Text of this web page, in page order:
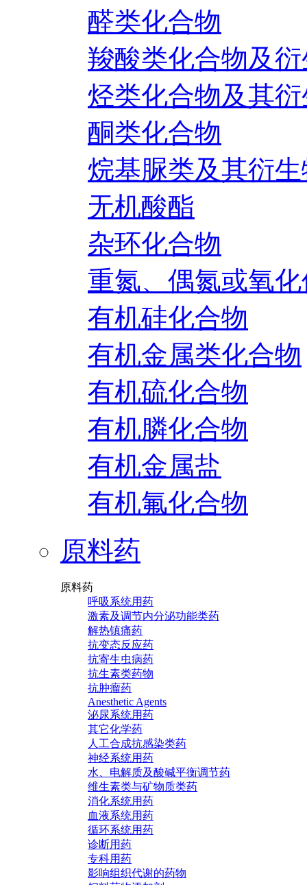
醛类化合物
羧酸类化合物及
烃类化合物及其
酮类化合物
烷基脲类及其衍
无机酸酯
杂环化合物
重氮、偶氮或氧
有机硅化合物
有机金属类化合物
有机硫化合物
有机膦化合物
有机金属盐
有机氟化合物
原料药
原料药
呼吸系统用药
激素及调节内分泌功能类药
解热镇痛药
抗变态反应药
抗寄生虫病药
抗生素类药物
抗肿瘤药
Anesthetic Agents
泌尿系统用药
其它化学药
人工合成抗感染类药
神经系统用药
水、电解质及酸碱平衡调节药
维生素类与矿物质类药
消化系统用药
血液系统用药
循环系统用药
诊断用药
专科用药
影响组织代谢的药物